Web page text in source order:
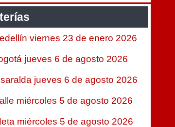
viernes 23 de enero 2026
jueves 6 de agosto 2026
jueves 6 de agosto 2026
miércoles 5 de agosto 2026
miércoles 5 de agosto 2026